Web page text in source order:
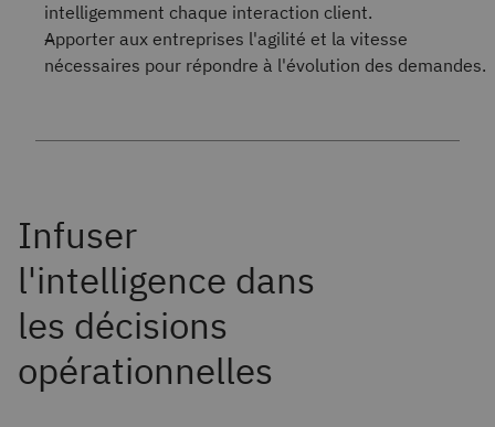
intelligemment chaque interaction client.
Apporter aux entreprises l'agilité et la vitesse
nécessaires pour répondre à l'évolution des demandes.